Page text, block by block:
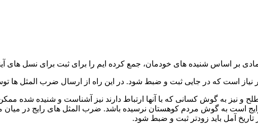
بر اساس شنیده های خودمان، جمع کرده ایم را برای ثبت برای نسل های
نیاز است که در جایی ثبت و ضبط شود. در این راه از ارسال ضرب المثل ها
و نیز به گوش کسانی که با آنها ارتباط دارند نیز آشناست و شنیده شده
است به گوش مردم کوهستان نرسیده باشد. ضرب المثل های رایج در
آمل باید زودتر ثبت و ضبط شود.